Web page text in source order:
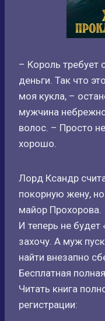
– Король требует
деньги. Так что
моя кукла, –
мужчина
волос. – Просто
хорошо.
Лорд Ксандр
покорную жену,
майор Прохорова.
И теперь не будет
захочу. А муж
найти внезапно
Бесплатная
Читать книга
регистрации: